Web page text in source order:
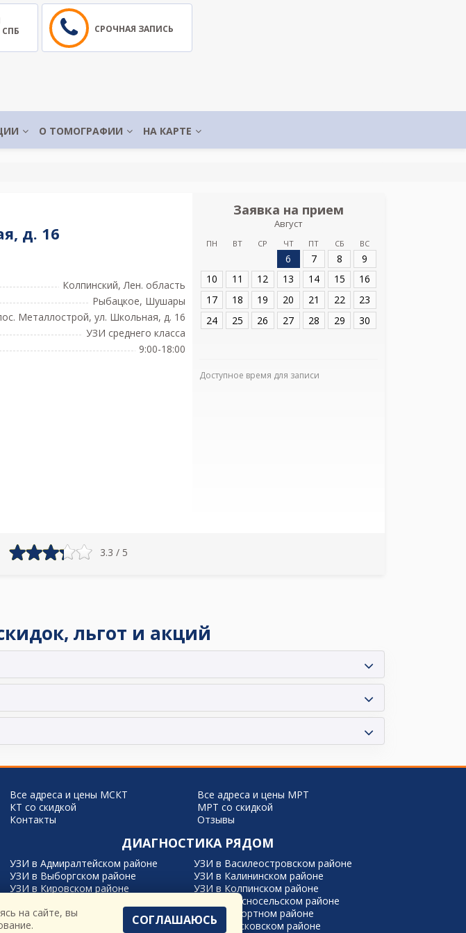
СРОЧНАЯ ЗАПИСЬ
О ТОМОГРАФИИ НА КАРТЕ
д. 16
Колпинский, Лен. область
Рыбацкое, Шушары
Металлострой, ул. Школьная, д. 16
УЗИ среднего класса
9:00-18:00
Заявка на прием
Август
ПН ВТ СР ЧТ ПТ СБ ВС
6 7 8
9
10
11 12 13 14 15
16
17
18 19 20 21 22
23
24
25 26 27 28 29 30
Доступное время для записи
3.3 / 5
льгот и акций
Все адреса и цены МСКТ
Все адреса и цены МРТ
КТ со скидкой
МРТ со скидкой
Контакты
Отзывы
ДИАГНОСТИКА РЯДОМ
УЗИ в Адмиралтейском районе
УЗИ в Василеостровском районе
УЗИ в Выборгском районе
УЗИ в Калининском районе
УЗИ в Кировском районе
УЗИ в Колпинском районе
УЗИ в Красносельском районе
УЗИ в Кронштадтском районе
УЗИ в Курортном районе
УЗИ в Ленинградской области
УЗИ в Московском районе
на сайте, вы
СОГЛАШАЮСЬ